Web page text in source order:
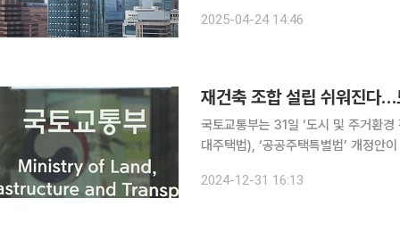
개월간 여신거래처 및 관련인으로부
2025-04-24 14:46
재건축 조합 설립 쉬워진다
국토교통부는 31일 ‘도시 및 주거환
대주택법), ‘공공주택특별법’ 개정안이 국회 본회
안 등을 담고 있다. 지방자치단체가
2024-12-31 16:13